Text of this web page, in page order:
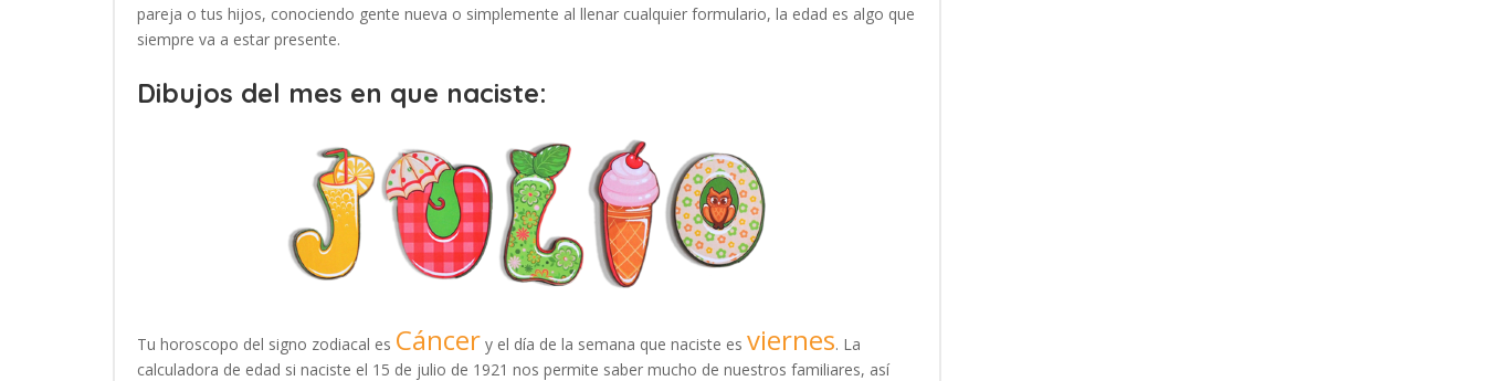
pareja o tus hijos, conociendo gente nueva o simplemente al llenar cualquier formulario, la edad es algo que
siempre va a estar presente.
Dibujos del mes en que naciste:
Tu horoscopo del signo zodiacal es Cáncer y el día de la semana que naciste es viernes. La
calculadora de edad si naciste el 15 de julio de 1921 nos permite saber mucho de nuestros familiares, así